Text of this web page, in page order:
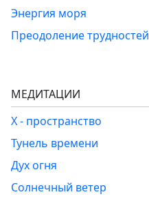
Энергия моря
Преодоление трудностей
МЕДИТАЦИИ
Х - пространство
Тунель времени
Дух огня
Солнечный ветер